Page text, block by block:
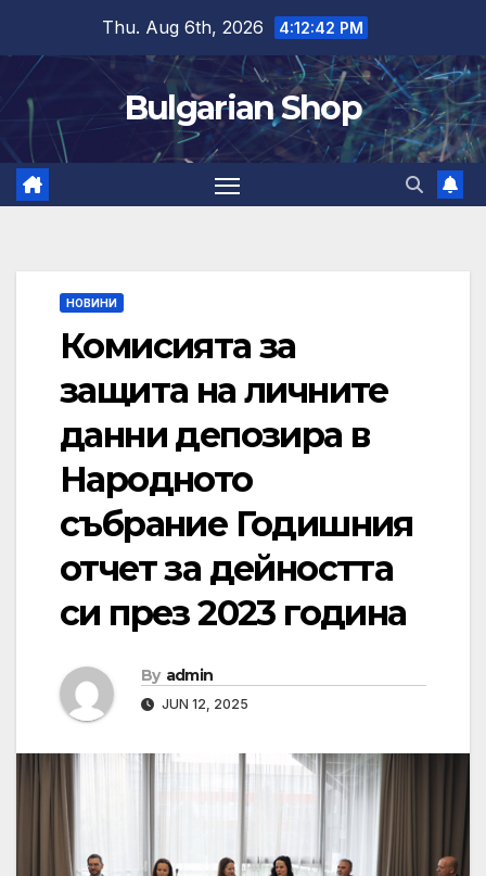
content
Thu. Aug 6th, 2026 4:12:42 PM
Bulgarian Shop
НОВИНИ
Комисията за
защита на личните
данни депозира в
Народното
събрание Годишния
отчет за дейността
си през 2023 година
By admin
JUN 12, 2025